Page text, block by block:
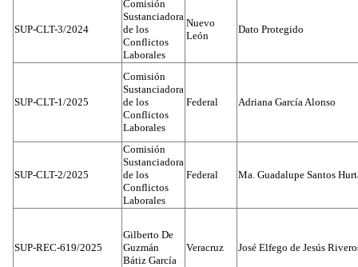
SUP-CLT-3/2024
Comisión
Sustanciadora
de los
Conflictos
Laborales
Nuevo
León
Dato Protegido
SUP-CLT-1/2025
Comisión
Sustanciadora
de los
Conflictos
Laborales
Federal Adriana García Alonso
SUP-CLT-2/2025
Comisión
Sustanciadora
de los
Conflictos
Laborales
Federal Ma. Guadalupe Santos
SUP-REC-619/2025
Gilberto De
Guzmán
Bátiz García
Veracruz José Elfego de Jesús